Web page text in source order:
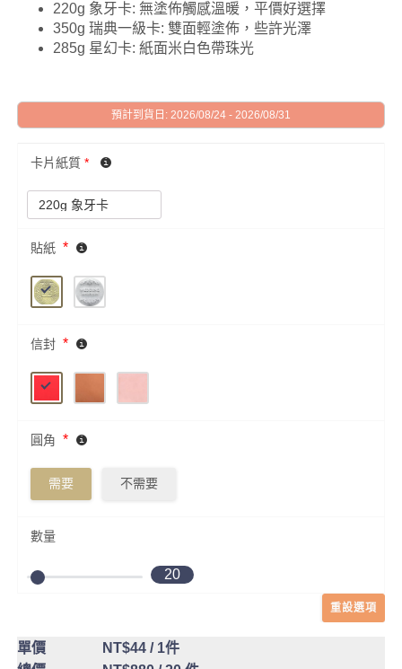
220g 象牙卡: 無塗佈觸感溫暖，平價好選擇
350g 瑞典一級卡: 雙面輕塗佈，些許光澤
285g 星幻卡: 紙面米白色帶珠光
預計到貨日: 2026/08/24 - 2026/08/31
卡片紙質 *
貼紙 *
信封 *
圓角 *
需要 不需要
數量
20
重設選項
單價 NT$44/ 1件